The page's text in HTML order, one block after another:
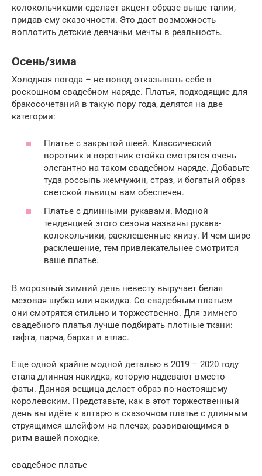
колокольчиками сделает акцент образе выше талии,
придав ему сказочности. Это даст возможность
воплотить детские девчачьи мечты в реальность.
Осень/зима
Холодная погода – не повод отказывать себе в
роскошном свадебном наряде. Платья, подходящие для
бракосочетаний в такую пору года, делятся на две
категории:
Платье с закрытой шеей. Классический
воротник и воротник стойка смотрятся очень
элегантно на таком свадебном наряде. Добавьте
туда россыпь жемчужин, страз, и богатый образ
светской львицы вам обеспечен.
Платье с длинными рукавами. Модной
тенденцией этого сезона названы рукава-
колокольчики, расклешенные книзу. И чем шире
расклешение, тем привлекательнее смотрится
ваше платье.
В морозный зимний день невесту выручает белая
меховая шубка или накидка. Со свадебным платьем
они смотрятся стильно и торжественно. Для зимнего
свадебного платья лучше подбирать плотные ткани:
тафта, парча, бархат и атлас.
Еще одной крайне модной деталью в 2019 – 2020 году
стала длинная накидка, которую надевают вместо
фаты. Данная вещица делает образ по-настоящему
королевским. Представьте, как в этот торжественный
день вы идёте к алтарю в сказочном платье с длинным
струящимся шлейфом на плечах, развивающимся в
ритм вашей походке.
свадебное платье